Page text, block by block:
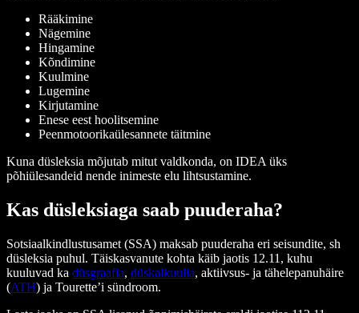
Rääkimine
Nägemine
Hingamine
Kõndimine
Kuulmine
Lugemine
Kirjutamine
Enese eest hoolitsemine
Peenmotoorikaülesannete täitmine
Kuna düsleksia mõjutab mitut valdkonda, on IDEA üks
põhiülesandeid nende inimeste elu lihtsustamine.
Kas düsleksiaga saab puuderaha?
Sotsiaalkindlustusamet (SSA) maksab puuderaha eri seisundite, sh
düsleksia puhul. Täiskasvanute kohta käib jaotis 12.11, kuhu
kuuluvad ka düsgraafia, düskalkuulia, aktiivsus- ja tähelepanuhäire
(ATH) ja Tourette’i sündroom.